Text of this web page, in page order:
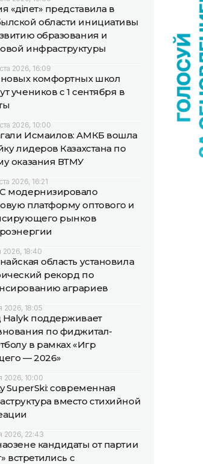
«Әділет» представила в
области инициативы
образования и
инфраструктуры
2026, 16:09
комфортных школ
учеников с 1 сентября в
2026, 10:00
Исмаилов: АМКБ вошла
лидеров Казахстана по
оказания ВТМУ
2026, 16:21
модернизировало
платформу оптового и
рынков
2026, 18:40
область установила
рекорд по
аграриев
2026, 18:05
поддерживает
по фиджитал-
в рамках «Игр
— 2026»
2026, 10:00
SuperSki: современная
вместо стихийной
2026, 22:43
кандидаты от партии
встретились с